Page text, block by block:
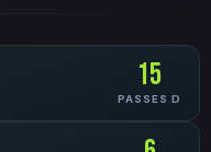
15
PASSES D